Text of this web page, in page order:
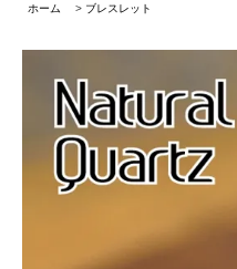
ホーム > ブレスレット